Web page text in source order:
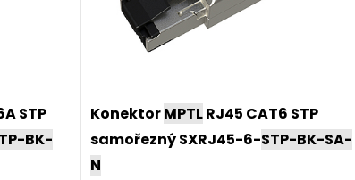
STP
BK-
KonektorMPTLRJ45 CAT6 STP
samořezný SXRJ45-6-STP-BK-SA-
N